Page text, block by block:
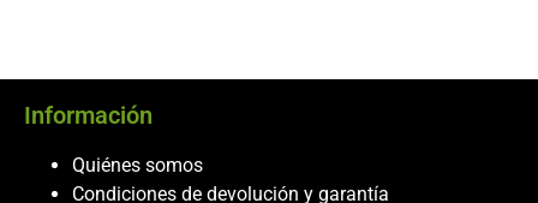
Información
Quiénes somos
Condiciones de devolución y garantía